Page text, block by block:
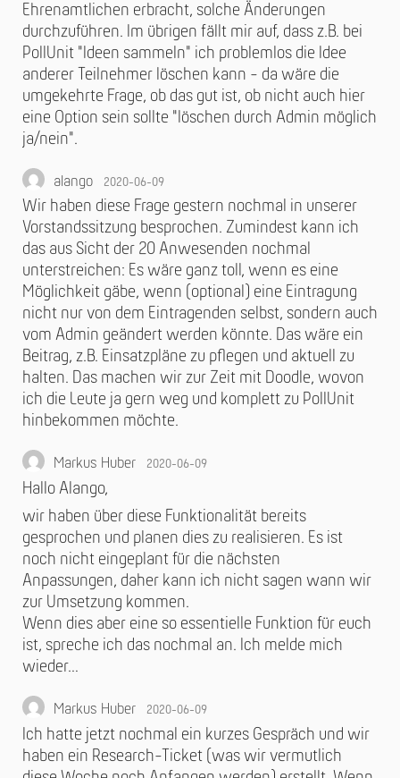
Ehrenamtlichen erbracht, solche Änderungen
durchzuführen. Im übrigen fällt mir auf, dass z.B. bei
PollUnit "Ideen sammeln" ich problemlos die Idee
anderer Teilnehmer löschen kann - da wäre die
umgekehrte Frage, ob das gut ist, ob nicht auch hier
eine Option sein sollte "löschen durch Admin möglich
ja/nein".
alango 2020-06-09
Wir haben diese Frage gestern nochmal in unserer
Vorstandssitzung besprochen. Zumindest kann ich
das aus Sicht der 20 Anwesenden nochmal
unterstreichen: Es wäre ganz toll, wenn es eine
Möglichkeit gäbe, wenn (optional) eine Eintragung
nicht nur von dem Eintragenden selbst, sondern auch
vom Admin geändert werden könnte. Das wäre ein
Beitrag, z.B. Einsatzpläne zu pflegen und aktuell zu
halten. Das machen wir zur Zeit mit Doodle, wovon
ich die Leute ja gern weg und komplett zu PollUnit
hinbekommen möchte.
Markus Huber 2020-06-09
Hallo Alango,
wir haben über diese Funktionalität bereits
gesprochen und planen dies zu realisieren. Es ist
noch nicht eingeplant für die nächsten
Anpassungen, daher kann ich nicht sagen wann wir
zur Umsetzung kommen.
Wenn dies aber eine so essentielle Funktion für euch
ist, spreche ich das nochmal an. Ich melde mich
wieder…
Markus Huber 2020-06-09
Ich hatte jetzt nochmal ein kurzes Gespräch und wir
haben ein Research-Ticket (was wir vermutlich